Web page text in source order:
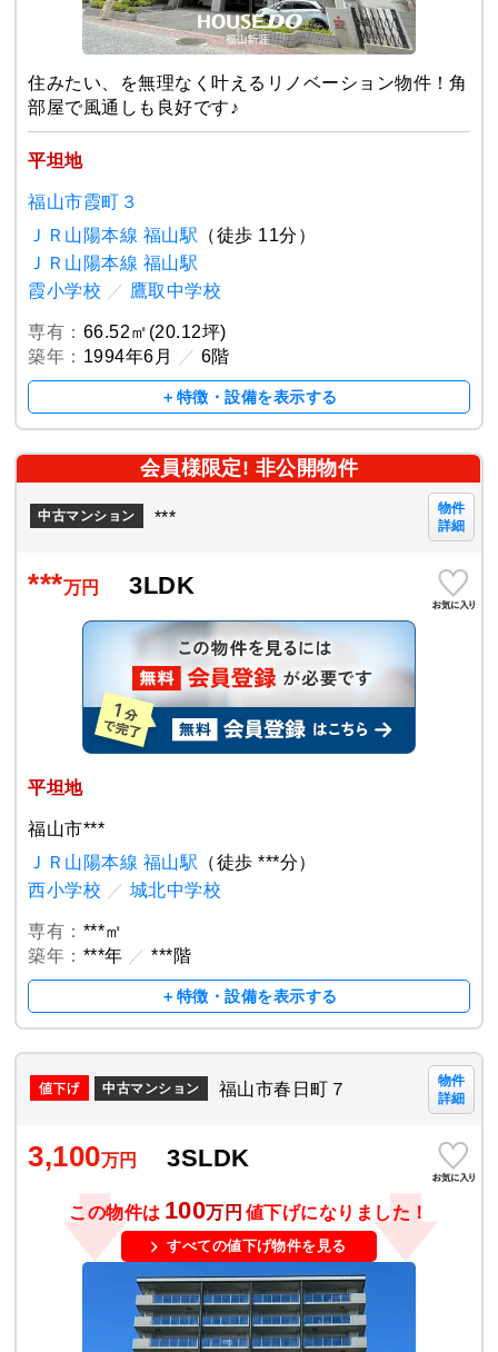
住みたい、を無理なく叶えるリノベーション物件！角
部屋で風通しも良好です♪
平坦地
福山市霞町３
ＪＲ山陽本線 福山駅 （徒歩 11分）
ＪＲ山陽本線 福山駅
霞小学校 ／ 鷹取中学校
専有： 66.52㎡(20.12坪)
築年： 1994年6月 ／ 6階
＋特徴・設備を表示する
会員様限定! 非公開物件
中古マンション ***
物件
詳細
***万円 3LDK
平坦地
福山市***
ＪＲ山陽本線 福山駅 （徒歩 ***分）
西小学校 ／ 城北中学校
専有： ***㎡
築年： ***年 ／ ***階
＋特徴・設備を表示する
中古マンション 福山市春日町７
物件
詳細
3,100万円 3SLDK
この物件は 100万円 値下げになりました！
すべての値下げ物件を見る